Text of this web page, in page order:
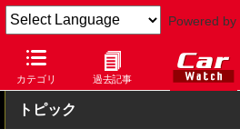
Powered by
カテゴリ 過去記事
Car Watch 自動車 ホンダ その他
トピック